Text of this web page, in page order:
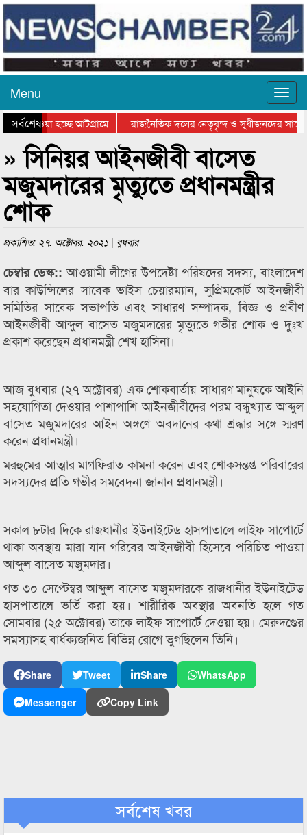
Menu
সর্বশেষ
যাওয়া হচ্ছে আটগ্রামে
রাজনৈতিক দলের নেতৃবৃন্দ ও সুধীজনদের সাথে
পুরস্কার বিতরণ সম্পন্ন
সিলেটে বাংলাদেশ গ্রুপ থিয়েটার
» সিনিয়র আইনজীবী বাসেত
মজুমদারের মৃত্যুতে প্রধানমন্ত্রীর
শোক
প্রকাশিত: ২৭. অক্টোবর. ২০২১ | বুধবার
চেম্বার ডেস্ক::আওয়ামী লীগের উপদেষ্টা পরিষদের সদস্য, বাংলাদেশ
বার কাউন্সিলের সাবেক ভাইস চেয়ারম্যান, সুপ্রিমকোর্ট আইনজীবী
সমিতির সাবেক সভাপতি এবং সাধারণ সম্পাদক, বিজ্ঞ ও প্রবীণ
আইনজীবী আব্দুল বাসেত মজুমদারের মৃত্যুতে গভীর শোক ও দুঃখ
প্রকাশ করেছেন প্রধানমন্ত্রী শেখ হাসিনা।
আজ বুধবার (২৭ অক্টোবর) এক শোকবার্তায় সাধারণ মানুষকে আইনি
সহযোগিতা দেওয়ার পাশাপাশি আইনজীবীদের পরম বন্ধুখ্যাত আব্দুল
বাসেত মজুমদারের আইন অঙ্গণে অবদানের কথা শ্রদ্ধার সঙ্গে স্মরণ
করেন প্রধানমন্ত্রী।
মরহুমের আত্মার মাগফিরাত কামনা করেন এবং শোকসন্তপ্ত পরিবারের
সদস্যদের প্রতি গভীর সমবেদনা জানান প্রধানমন্ত্রী।
সকাল ৮টার দিকে রাজধানীর ইউনাইটেড হাসপাতালে লাইফ সাপোর্টে
থাকা অবস্থায় মারা যান গরিবের আইনজীবী হিসেবে পরিচিত পাওয়া
আব্দুল বাসেত মজুমদার।
গত ৩০ সেপ্টেম্বর আব্দুল বাসেত মজুমদারকে রাজধানীর ইউনাইটেড
হাসপাতালে ভর্তি করা হয়। শারীরিক অবস্থার অবনতি হলে গত
সোমবার (২৫ অক্টোবর) তাকে লাইফ সাপোর্টে দেওয়া হয়। মেরুদণ্ডের
সমস্যাসহ বার্ধক্যজনিত বিভিন্ন রোগে ভুগছিলেন তিনি।
Share Tweet Share
WhatsApp
Messenger
Copy Link
সর্বশেষ খবর